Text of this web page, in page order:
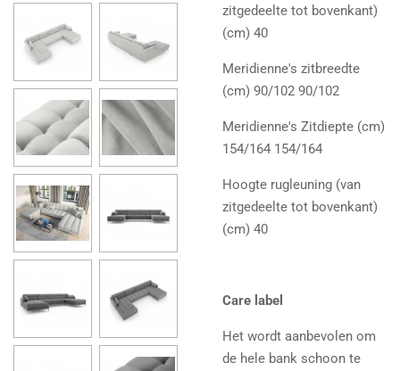
zitgedeelte tot bovenkant)
(cm) 40
Meridienne's zitbreedte
(cm) 90/102 90/102
Meridienne's Zitdiepte (cm)
154/164 154/164
Hoogte rugleuning (van
zitgedeelte tot bovenkant)
(cm) 40
Care label
Het wordt aanbevolen om
de hele bank schoon te